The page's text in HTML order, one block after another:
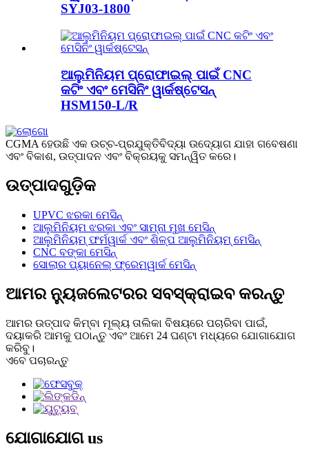
SYJ03-1800
ଆଲୁମିନିୟମ ପ୍ରୋଫାଇଲ୍ ପାଇଁ CNC
କଟିଂ ଏବଂ ମେସିନିଂ ୱାର୍କଷ୍ଟେସନ୍
HSM150-L/R
CGMA ହେଉଛି ଏକ ଉଚ୍ଚ-ପ୍ରଯୁକ୍ତିବିଦ୍ୟା ଉଦ୍ୟୋଗ ଯାହା ଗବେଷଣା
ଏବଂ ବିକାଶ, ଉତ୍ପାଦନ ଏବଂ ବିକ୍ରୟକୁ ସମନ୍ୱିତ କରେ।
ଉତ୍ପାଦଗୁଡ଼ିକ
UPVC ଝରକା ମେସିନ୍
ଆଲୁମିନିୟମ ଝରକା ଏବଂ ସାମ୍ନା ମୁଖ ମେସିନ୍
ଆଲୁମିନିୟମ୍ ଫର୍ମୱାର୍କ ଏବଂ ଶିଳ୍ପ ଆଲୁମିନିୟମ୍ ମେସିନ୍
CNC ବଙ୍କା ମେସିନ୍
ସୋଲାର ପ୍ୟାନେଲ୍ ଫ୍ରେମୱାର୍କ ମେସିନ୍
ଆମର ନ୍ୟୁଜଲେଟରର ସବସ୍କ୍ରାଇବ କରନ୍ତୁ
ଆମର ଉତ୍ପାଦ କିମ୍ବା ମୂଲ୍ୟ ତାଲିକା ବିଷୟରେ ପଚାରିବା ପାଇଁ,
ଦୟାକରି ଆମକୁ ପଠାନ୍ତୁ ଏବଂ ଆମେ 24 ଘଣ୍ଟା ମଧ୍ୟରେ ଯୋଗାଯୋଗ
କରିବୁ।
ଏବେ ପଚାରନ୍ତୁ
ଯୋଗାଯୋଗus